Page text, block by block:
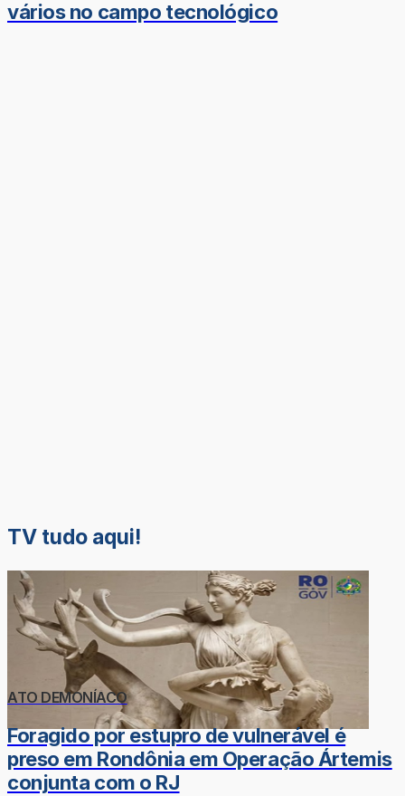
vários no campo tecnológico
TV tudo aqui!
ATO DEMONÍACO
Foragido por estupro de vulnerável é
preso em Rondônia em Operação Ártemis
conjunta com o RJ